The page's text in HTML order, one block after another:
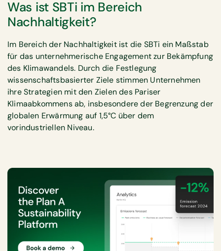
Was ist SBTi im Bereich
Nachhaltigkeit?
Im Bereich der Nachhaltigkeit ist die SBTi ein Maßstab
für das unternehmerische Engagement zur Bekämpfung
des Klimawandels. Durch die Festlegung
wissenschaftsbasierter Ziele stimmen Unternehmen
ihre Strategien mit den Zielen des Pariser
Klimaabkommens ab, insbesondere der Begrenzung der
globalen Erwärmung auf 1,5°C über dem
vorindustriellen Niveau.